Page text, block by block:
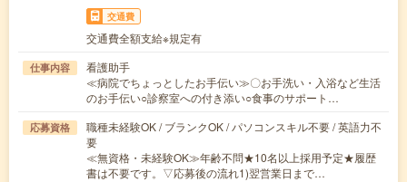
交通費
交通費全額支給※規定有
仕事内容
看護助手
≪病院でちょっとしたお手伝い≫〇お手洗い・入浴など生活
のお手伝い○診察室への付き添い○食事のサポート…
応募資格
職種未経験OK / ブランクOK / パソコンスキル不要 / 英語力不
要
≪無資格・未経験OK≫年齢不問★10名以上採用予定★履歴
書は不要です。▽応募後の流れ1)翌営業日まで…